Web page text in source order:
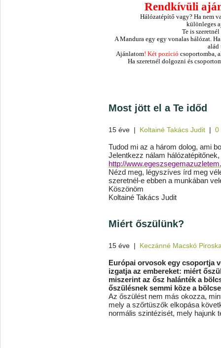
Rendkívüli
Hálózatépítő vagy? Ha nem
különleges
Te is
A Mandura egy egy vonalas hálózat.
alád
Ajánlatom! Két pozíció csoportomba,
Ha szeretnél dolgozni és
Most jött el a Te időd
15 éve | Koltainé Takács Judit | 0
Tudod mi az a három dolog, ami
Jelentkezz nálam
http://
Nézd meg, légyszíves írd meg
szeretnél-e ebben a munkában
Köszönöm
Koltainé Takács Judit
Miért őszülünk?
15 éve | Keczánné Macskó
Európai orvosok egy csoportja
izgatja az embereket: miért
miszerint az ősz halánték a
őszülésnek semmi köze a
Az őszülést nem más okozza,
mely a szőrtüszők elkopása
normális szintézisét, mely hajunk